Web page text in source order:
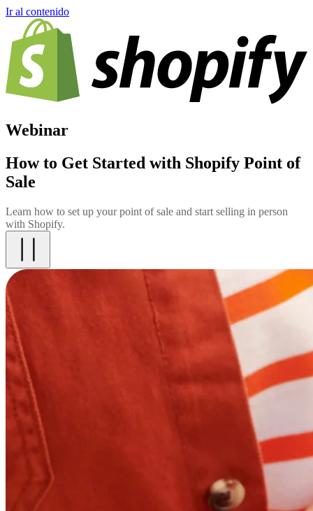
Ir al contenido
Webinar
How to Get Started with Shopify Point of
Sale
Learn how to set up your point of sale and start selling in person
with Shopify.